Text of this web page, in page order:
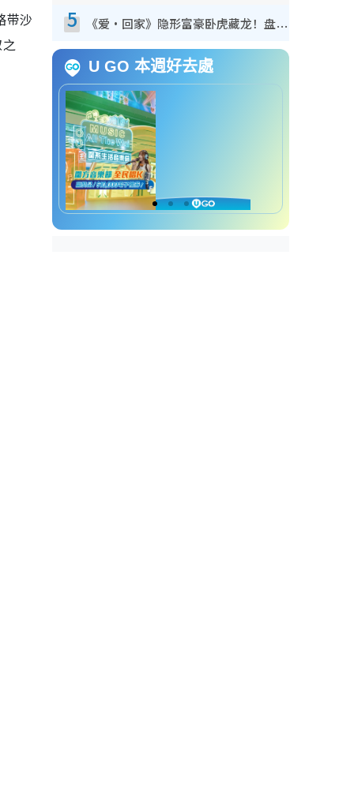
带沙
5 《爱·回家》隐形富豪卧虎藏龙！盘点12位财气逼人的有钱艺人：这位美女3亿身家不愁做
U GO 本週好去處